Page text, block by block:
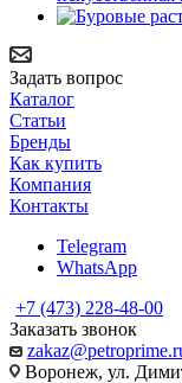
Задать вопрос
Каталог
Статьи
Бренды
Как купить
Компания
Контакты
Telegram
WhatsApp
+7 (473) 228-48-00
Заказать звонок
Воронеж, ул.